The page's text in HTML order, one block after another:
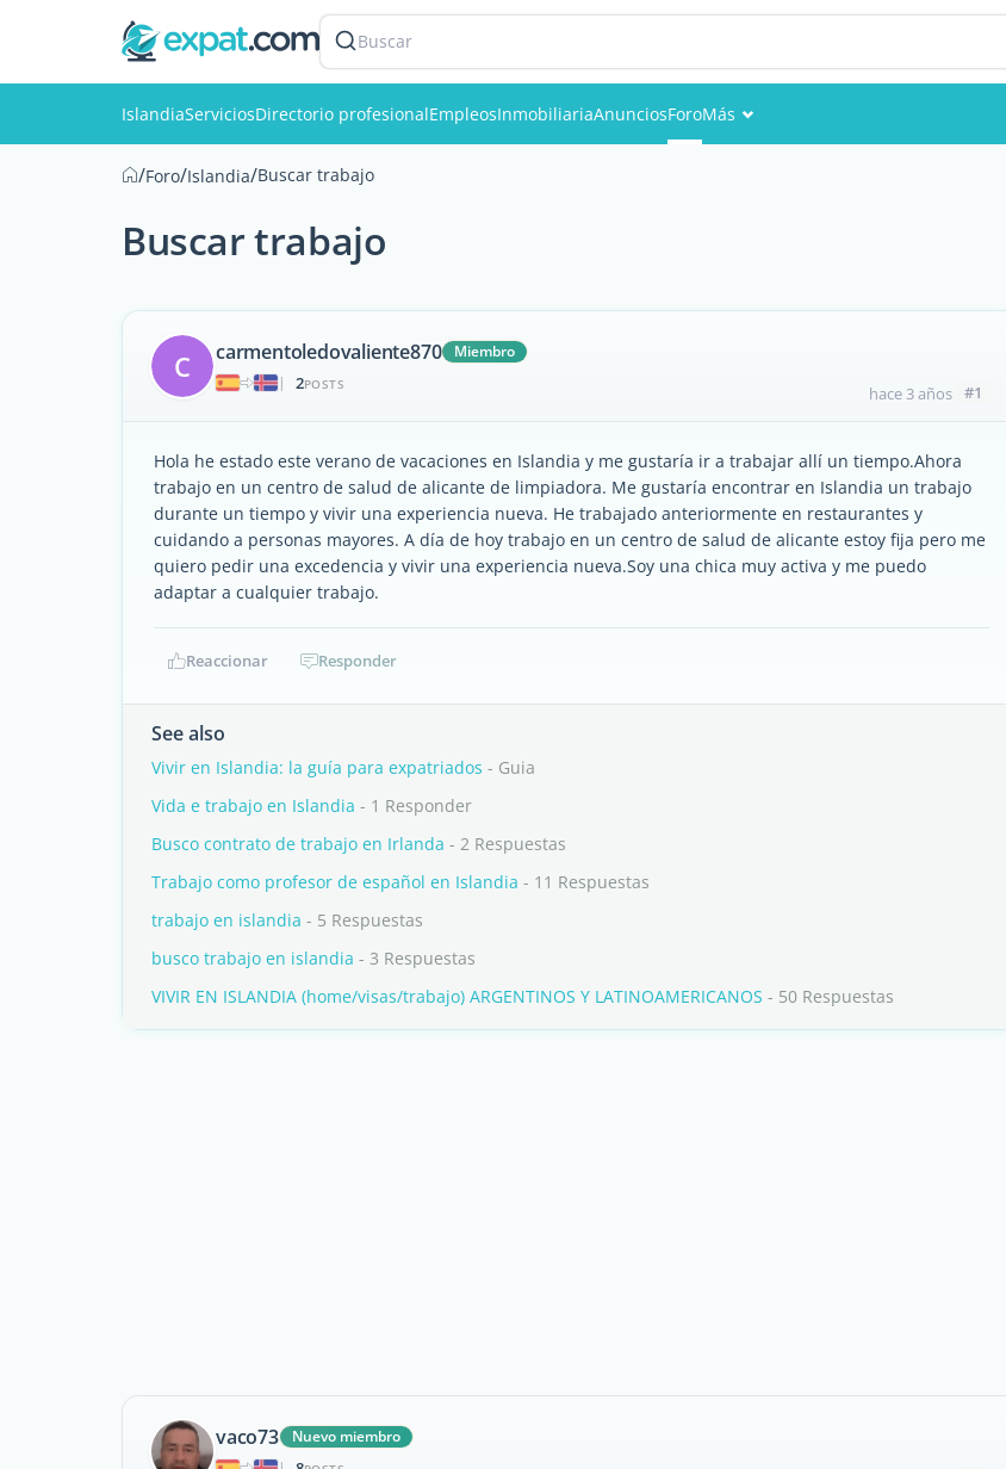
Buscar
IslandiaServiciosDirectorio profesionalEmpleosInmobiliariaAnunciosForoMás
/Foro/Islandia/Buscar trabajo
Buscar trabajo
C carmentoledovaliente870
Miembro
|
2POSTS hace 3 años #1
Hola he estado este verano de vacaciones en Islandia y me gustaría ir a trabajar allí un tiempo.Ahora
trabajo en un centro de salud de alicante de limpiadora. Me gustaría encontrar en Islandia un trabajo
durante un tiempo y vivir una experiencia nueva. He trabajado anteriormente en restaurantes y
cuidando a personas mayores. A día de hoy trabajo en un centro de salud de alicante estoy fija pero me
quiero pedir una excedencia y vivir una experiencia nueva.Soy una chica muy activa y me puedo
adaptar a cualquier trabajo.
Reaccionar Responder
See also
Vivir en Islandia: la guía para expatriados - Guia
Vida e trabajo en Islandia - 1 Responder
Busco contrato de trabajo en Irlanda - 2 Respuestas
Trabajo como profesor de español en Islandia - 11 Respuestas
trabajo en islandia - 5 Respuestas
busco trabajo en islandia - 3 Respuestas
VIVIR EN ISLANDIA (home/visas/trabajo) ARGENTINOS Y LATINOAMERICANOS - 50 Respuestas
vaco73
Nuevo miembro